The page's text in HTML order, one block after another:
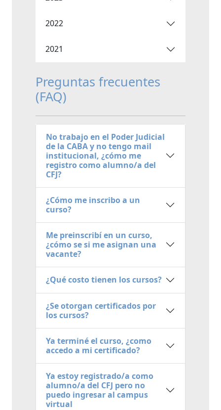
2022
2021
Preguntas frecuentes
(FAQ)
No trabajo en el Poder Judicial
de la CABA y no tengo mail
institucional, ¿cómo me
registro como alumno/a del
CFJ?
¿Cómo me inscribo a un
curso?
Me preinscribí en un curso,
¿cómo se si me asignan una
vacante?
¿Qué costo tienen los cursos?
¿Se otorgan certificados por
los cursos?
Ya terminé el curso, ¿como
accedo a mi certificado?
Ya estoy registrado/a como
alumno/a del CFJ pero no
puedo ingresar al campus
virtual